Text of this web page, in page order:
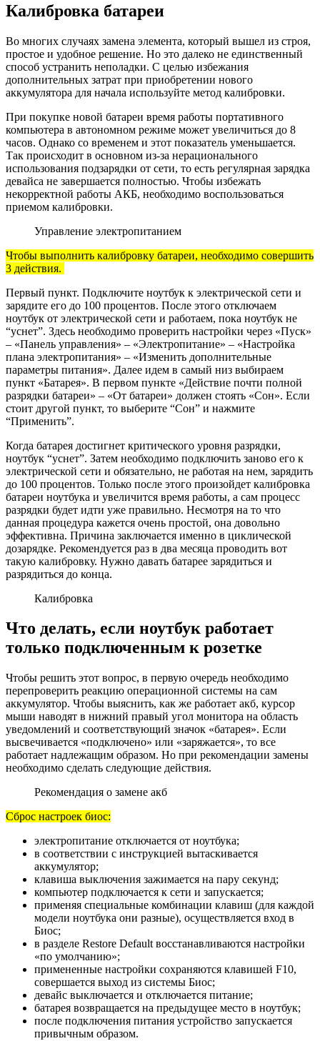
Калибровка батареи
Во многих случаях замена элемента, который вышел из строя,
простое и удобное решение. Но это далеко не единственный
способ устранить неполадки. С целью избежания
дополнительных затрат при приобретении нового
аккумулятора для начала используйте метод калибровки.
При покупке новой батареи время работы портативного
компьютера в автономном режиме может увеличиться до 8
часов. Однако со временем и этот показатель уменьшается.
Так происходит в основном из-за нерационального
использования подзарядки от сети, то есть регулярная зарядка
девайса не завершается полностью. Чтобы избежать
некорректной работы АКБ, необходимо воспользоваться
приемом калибровки.
Управление электропитанием
Чтобы выполнить калибровку батареи, необходимо совершить
3 действия.
Первый пункт. Подключите ноутбук к электрической сети и
зарядите его до 100 процентов. После этого отключаем
ноутбук от электрической сети и работаем, пока ноутбук не
“уснет”. Здесь необходимо проверить настройки через «Пуск»
– «Панель управления» – «Электропитание» – «Настройка
плана электропитания» – «Изменить дополнительные
параметры питания». Далее идем в самый низ выбираем
пункт «Батарея». В первом пункте «Действие почти полной
разрядки батареи» – «От батареи» должен стоять «Сон». Если
стоит другой пункт, то выберите “Сон” и нажмите
“Применить”.
Когда батарея достигнет критического уровня разрядки,
ноутбук “уснет”. Затем необходимо подключить заново его к
электрической сети и обязательно, не работая на нем, зарядить
до 100 процентов. Только после этого произойдет калибровка
батареи ноутбука и увеличится время работы, а сам процесс
разрядки будет идти уже правильно. Несмотря на то что
данная процедура кажется очень простой, она довольно
эффективна. Причина заключается именно в циклической
дозарядке. Рекомендуется раз в два месяца проводить вот
такую калибровку. Нужно давать батарее зарядиться и
разрядиться до конца.
Калибровка
Что делать, если ноутбук работает
только подключенным к розетке
Чтобы решить этот вопрос, в первую очередь необходимо
перепроверить реакцию операционной системы на сам
аккумулятор. Чтобы выяснить, как же работает акб, курсор
мыши наводят в нижний правый угол монитора на область
уведомлений и соответствующий значок «батарея». Если
высвечивается «подключено» или «заряжается», то все
работает надлежащим образом. Но при рекомендации замены
необходимо сделать следующие действия.
Рекомендация о замене акб
Сброс настроек биос:
электропитание отключается от ноутбука;
в соответствии с инструкцией вытаскивается
аккумулятор;
клавиша выключения зажимается на пару секунд;
компьютер подключается к сети и запускается;
применяя специальные комбинации клавиш (для каждой
модели ноутбука они разные), осуществляется вход в
Биос;
в разделе Restore Default восстанавливаются настройки
«по умолчанию»;
примененные настройки сохраняются клавишей F10,
совершается выход из системы Биос;
девайс выключается и отключается питание;
батарея возвращается на предыдущее место в ноутбук;
после подключения питания устройство запускается
привычным образом.